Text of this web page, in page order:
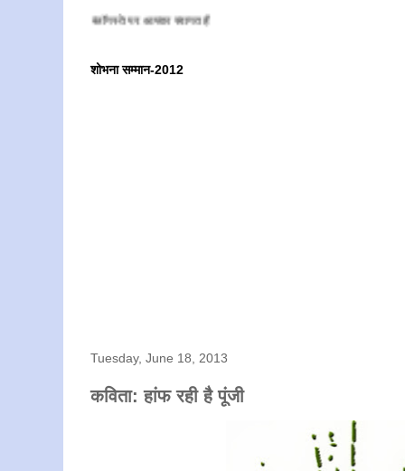
सादर ब्लॉगस्ते पर आपका स्वागत है
शोभना सम्मान-2012
Tuesday, June 18, 2013
कविता: हांफ रही है पूंजी